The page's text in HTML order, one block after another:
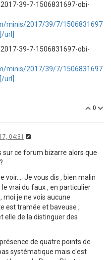
39-7-1506831697-obi-
minis/2017/39/7/1506831697
39-7-1506831697-obi-
minis/2017/39/7/1506831697
0
04:31
sur ce forum bizarre alors que
voir.... Je vous dis , bien malin
vrai du faux , en particulier
moi je ne vois aucune
est tramée et baveuse ,
elle de la distinguer des
de quatre points de
systématique mais c'est